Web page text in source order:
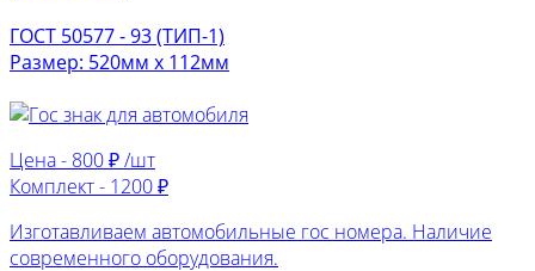
ГОСТ 50577 - 93 (ТИП-1)
Размер: 520мм х 112мм
Цена - 800 ₽ /шт
Комплект - 1200 ₽
Изготавливаем автомобильные гос номера. Наличие
современного оборудования.